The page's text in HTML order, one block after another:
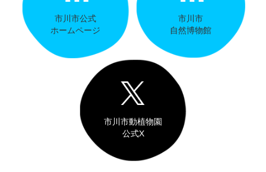
市川市公式
ホームページ
市川市
自然博物館
市川市動植物園
公式X